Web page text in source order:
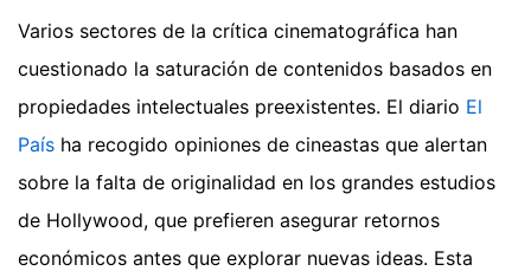
Varios sectores de la crítica cinematográfica han
cuestionado la saturación de contenidos basados en
propiedades intelectuales preexistentes. El diario El
País ha recogido opiniones de cineastas que alertan
sobre la falta de originalidad en los grandes estudios
de Hollywood, que prefieren asegurar retornos
económicos antes que explorar nuevas ideas. Esta